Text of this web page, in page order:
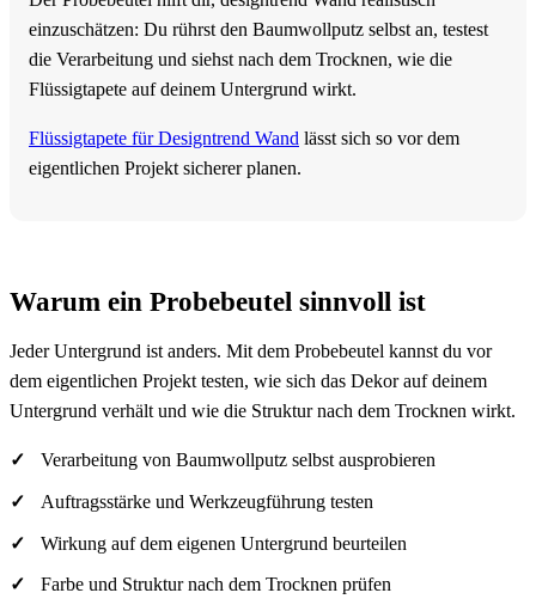
einzuschätzen: Du rührst den Baumwollputz selbst an, testest
die Verarbeitung und siehst nach dem Trocknen, wie die
Flüssigtapete auf deinem Untergrund wirkt.
Flüssigtapete für Designtrend Wand lässt sich so vor dem
eigentlichen Projekt sicherer planen.
Warum ein Probebeutel sinnvoll ist
Jeder Untergrund ist anders. Mit dem Probebeutel kannst du vor
dem eigentlichen Projekt testen, wie sich das Dekor auf deinem
Untergrund verhält und wie die Struktur nach dem Trocknen wirkt.
Verarbeitung von Baumwollputz selbst ausprobieren
Auftragsstärke und Werkzeugführung testen
Wirkung auf dem eigenen Untergrund beurteilen
Farbe und Struktur nach dem Trocknen prüfen